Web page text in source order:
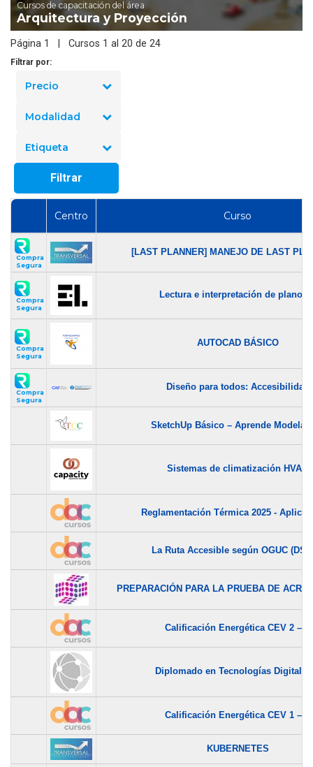
Cursos de capacitación del área
Arquitectura y Proyección
Página 1 | Cursos 1 al 20 de 24
Filtrar por:
Precio
Modalidad
Etiqueta
Filtrar
Centro Curso
Compra
Segura
[LAST PLANNER] MANEJO DE LAST
Compra
Segura
Lectura e interpretación de
Compra
Segura
AUTOCAD BÁSICO
Compra
Segura
Diseño para todos: Accesibilidad
SketchUp Básico – Aprende
Sistemas de climatización HVAC
Reglamentación Térmica 2025 -
La Ruta Accesible según OGUC
PREPARACIÓN PARA LA PRUEBA DE
Calificación Energética CEV 2 –...
Diplomado en Tecnologías
Calificación Energética CEV 1 –...
KUBERNETES